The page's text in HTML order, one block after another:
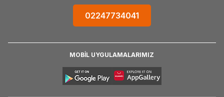
02247734041
MOBİL UYGULAMALARIMIZ